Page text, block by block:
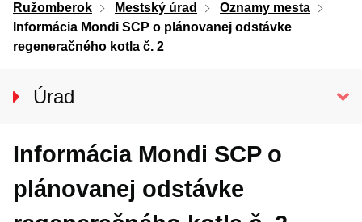
Ružomberok Mestský úrad
Oznamy mesta
Informácia Mondi SCP o plánovanej odstávke
regeneračného kotla č. 2
Úrad
Prednosta úradu
Oddelenia MsÚ
Informácia Mondi SCP o
plánovanej odstávke